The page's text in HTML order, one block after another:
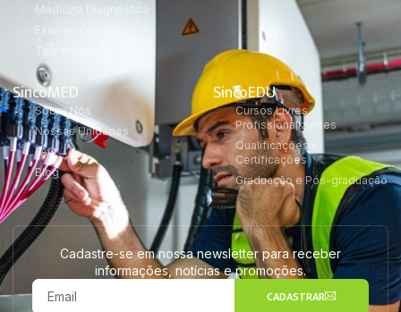
Medicina Diagnóstica
Exames Clínicos
Telemedicina
SincoMED
Sobre Nós
Nossas Unidades
FAQ
Blog
SincoEDU
Cursos Livres
Profissionalizantes
Qualificações e
Certificações
Graduação e Pós-graduação
Cadastre-se em nossa newsletter para receber
informações, notícias e promoções.
CADASTRAR